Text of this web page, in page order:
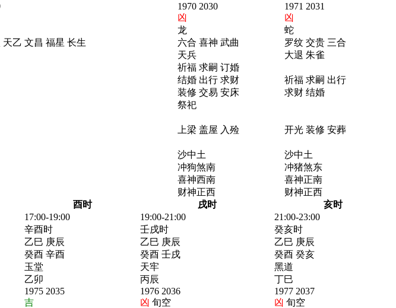
1970 2030
1971 2031
凶
凶
龙
蛇
天乙 文昌 福星 长生 六合 喜神 武曲
罗纹 交贵 三合
天兵 大退 朱雀
祈福 求嗣 订婚
结婚 出行 求财
装修 交易 安床
祭祀
祈福 求嗣 出行
求财 结婚
上梁 盖屋 入殓 开光 装修 安葬
沙中土
沙中土
冲狗煞南
冲猪煞东
喜神西南
财神正西
喜神正南
财神正西
酉时 戌时
亥时
17:00-19:00 19:00-21:00
21:00-23:00
辛酉时 壬戌时
癸亥时
乙巳 庚辰
癸酉 辛酉
乙巳 庚辰
癸酉 壬戌
乙巳 庚辰
癸酉 癸亥
玉堂 天牢
黑道
乙卯
1975 2035
丙辰
1976 2036
丁巳
1977 2037
吉 凶 旬空 凶 旬空